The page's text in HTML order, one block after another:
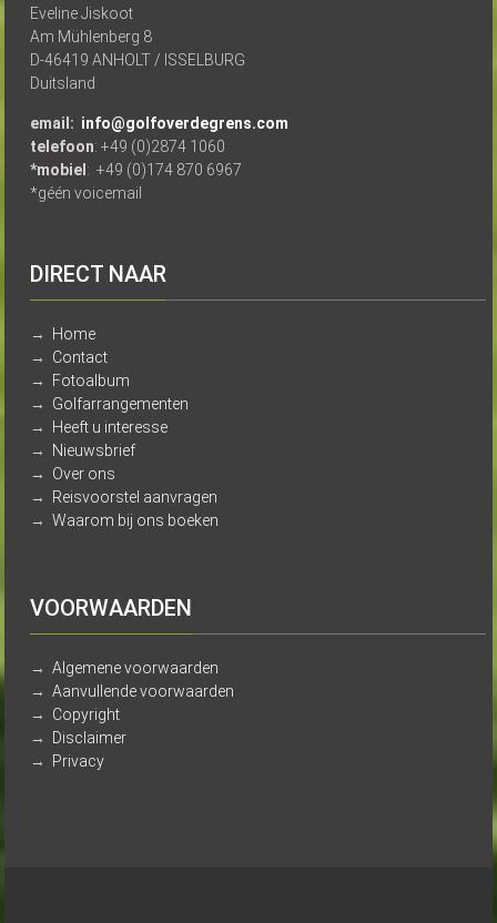
Eveline Jiskoot
Am Mühlenberg 8
D-46419 ANHOLT / ISSELBURG
Duitsland
email: info@golfoverdegrens.com
telefoon: +49 (0)2874 1060
*mobiel : +49 (0)174 870 6967
*géén voicemail
DIRECT NAAR
→ Home
→ Contact
→ Fotoalbum
→ Golfarrangementen
→ Heeft u interesse
→ Nieuwsbrief
→ Over ons
→ Reisvoorstel aanvragen
→Waarom bij ons boeken
VOORWAARDEN
→Algemene voorwaarden
→Aanvullende voorwaarden
→ Copyright
→ Disclaimer
→ Privacy